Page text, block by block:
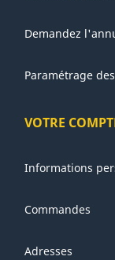
Demandez
Paramétrage
VOTRE
Informations
Commandes
Adresses